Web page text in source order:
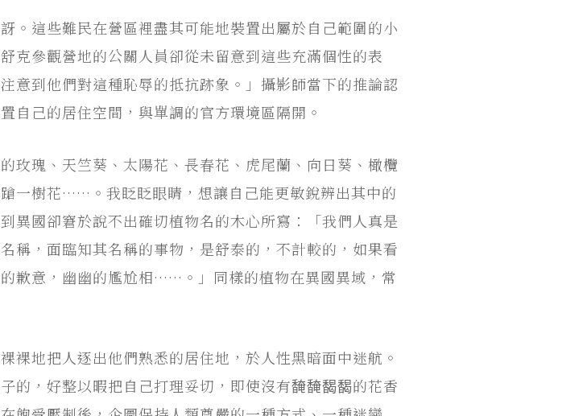
。這些難民在營區裡盡其可能地裝置出屬於自己範圍的小
克參觀營地的公關人員卻從未留意到這些充滿個性的表
意到他們對這種恥辱的抵抗跡象。」攝影師當下的推論認
自己的居住空間，與單調的官方環境區隔開。
玫瑰、天竺葵、太陽花、長春花、虎尾蘭、向日葵、橄欖
一樹花……。我眨眨眼睛，想讓自己能更敏銳辨出其中的
異國卻窘於說不出確切植物名的木心所寫：「我們人真是
稱，面臨知其名稱的事物，是舒泰的，不計較的，如果看
歉意，幽幽的尷尬相……。」同樣的植物在異國異域，常
裸地把人逐出他們熟悉的居住地，於人性黑暗面中迷航。
的，好整以暇把自己打理妥切，即使沒有馣馣馤馤的花香